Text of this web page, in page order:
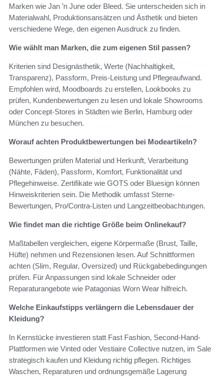
Marken wie Jan ’n June oder Bleed. Sie unterscheiden sich in
Materialwahl, Produktionsansätzen und Ästhetik und bieten
verschiedene Wege, den eigenen Ausdruck zu finden.
Wie wählt man Marken, die zum eigenen Stil passen?
Kriterien sind Designästhetik, Werte (Nachhaltigkeit,
Transparenz), Passform, Preis-Leistung und Pflegeaufwand.
Empfohlen wird, Moodboards zu erstellen, Lookbooks zu
prüfen, Kundenbewertungen zu lesen und lokale Showrooms
oder Concept-Stores in Städten wie Berlin, Hamburg oder
München zu besuchen.
Worauf achten Produktbewertungen bei Modeartikeln?
Bewertungen prüfen Material und Herkunft, Verarbeitung
(Nähte, Fäden), Passform, Komfort, Funktionalität und
Pflegehinweise. Zertifikate wie GOTS oder Bluesign können
Hinweiskriterien sein. Die Methodik umfasst Sterne-
Bewertungen, Pro/Contra-Listen und Langzeitbeobachtungen.
Wie findet man die richtige Größe beim Onlinekauf?
Maßtabellen vergleichen, eigene Körpermaße (Brust, Taille,
Hüfte) nehmen und Rezensionen lesen. Auf Schnittformen
achten (Slim, Regular, Oversized) und Rückgabebedingungen
prüfen. Für Anpassungen sind lokale Schneider oder
Reparaturangebote wie Patagonias Worn Wear hilfreich.
Welche Einkaufstipps verlängern die Lebensdauer der
Kleidung?
In Kernstücke investieren statt Fast Fashion, Second-Hand-
Plattformen wie Vinted oder Vestiaire Collective nutzen, im Sale
strategisch kaufen und Kleidung richtig pflegen. Richtiges
Waschen, Reparaturen und ordnungsgemäße Lagerung